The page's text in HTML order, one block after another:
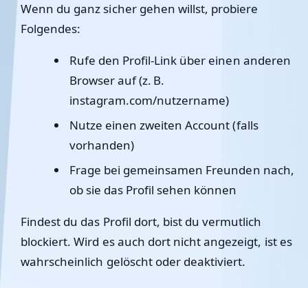
Wenn du ganz sicher gehen willst, probiere
Folgendes:
Rufe den Profil-Link über einen anderen
Browser auf (z. B.
instagram.com/nutzername)
Nutze einen zweiten Account (falls
vorhanden)
Frage bei gemeinsamen Freunden nach,
ob sie das Profil sehen können
Findest du das Profil dort, bist du vermutlich
blockiert. Wird es auch dort nicht angezeigt, ist es
wahrscheinlich gelöscht oder deaktiviert.